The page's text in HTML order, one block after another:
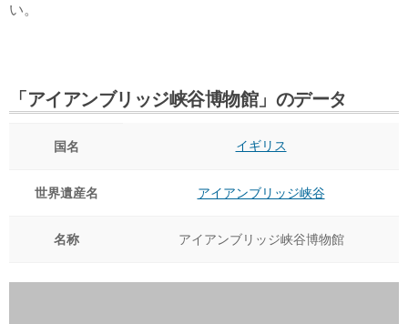
い。
「アイアンブリッジ峡谷博物館」のデータ
国名 イギリス
世界遺産名 アイアンブリッジ峡谷
名称 アイアンブリッジ峡谷博物館